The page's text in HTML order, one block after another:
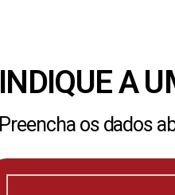
INDIQUE A
Preencha os dados